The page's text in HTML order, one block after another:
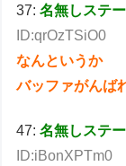
37:名無しステ
ID:qrOzTSiO0
なんというか
バッファがんば
47:名無しステ
ID:iBonXPTm0